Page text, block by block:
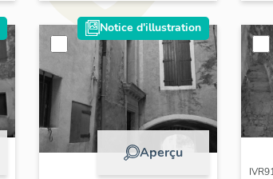
Notice d'illustration
Aperçu